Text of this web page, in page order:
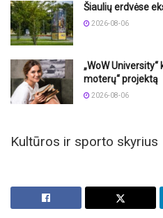
Šiaulių erdvėse
2026-08-06
„WoW
moterų“ projektą
2026-08-06
Kultūros ir sporto skyrius